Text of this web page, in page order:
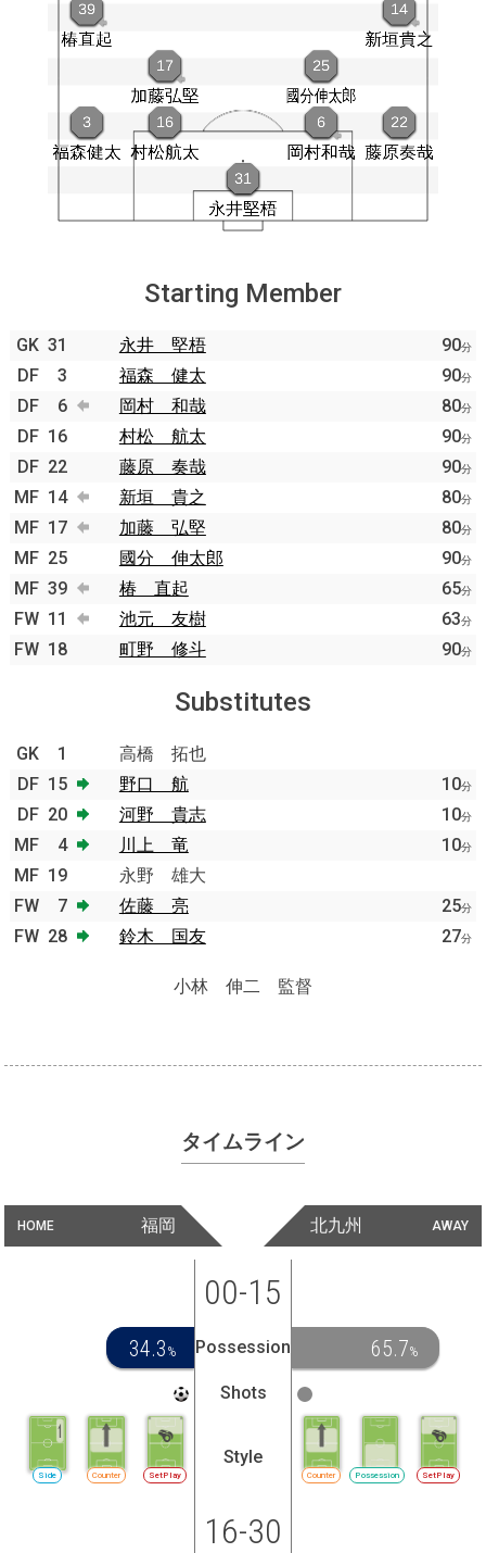
Starting Member
GK 31 永井 堅梧 90分
DF 3 福森 健太 90分
DF 6 岡村 和哉 80分
DF 16 村松 航太 90分
DF 22 藤原 奏哉 90分
MF 14 新垣 貴之 80分
MF 17 加藤 弘堅 80分
MF 25 國分 伸太郎 90分
MF 39 椿 直起 65分
FW 11 池元 友樹 63分
FW 18 町野 修斗 90分
Substitutes
GK 1
高橋 拓也
DF 15 野口 航 10分
DF 20 河野 貴志 10分
MF 4 川上 竜 10分
MF 19
永野 雄大
FW
7 佐藤 亮 25分
FW 28 鈴木 国友 27分
小林 伸二 監督
タイムライン
HOME 福岡 AWAY
北九州
00-15
34.3 % Possession 65.7%
Shots
SetPlay
Counter
Side
Style
Counter Possession SetPlay
16-30